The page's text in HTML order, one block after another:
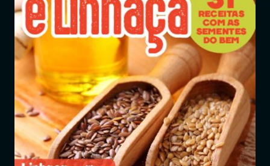
Jornais
Notícias
Entrar